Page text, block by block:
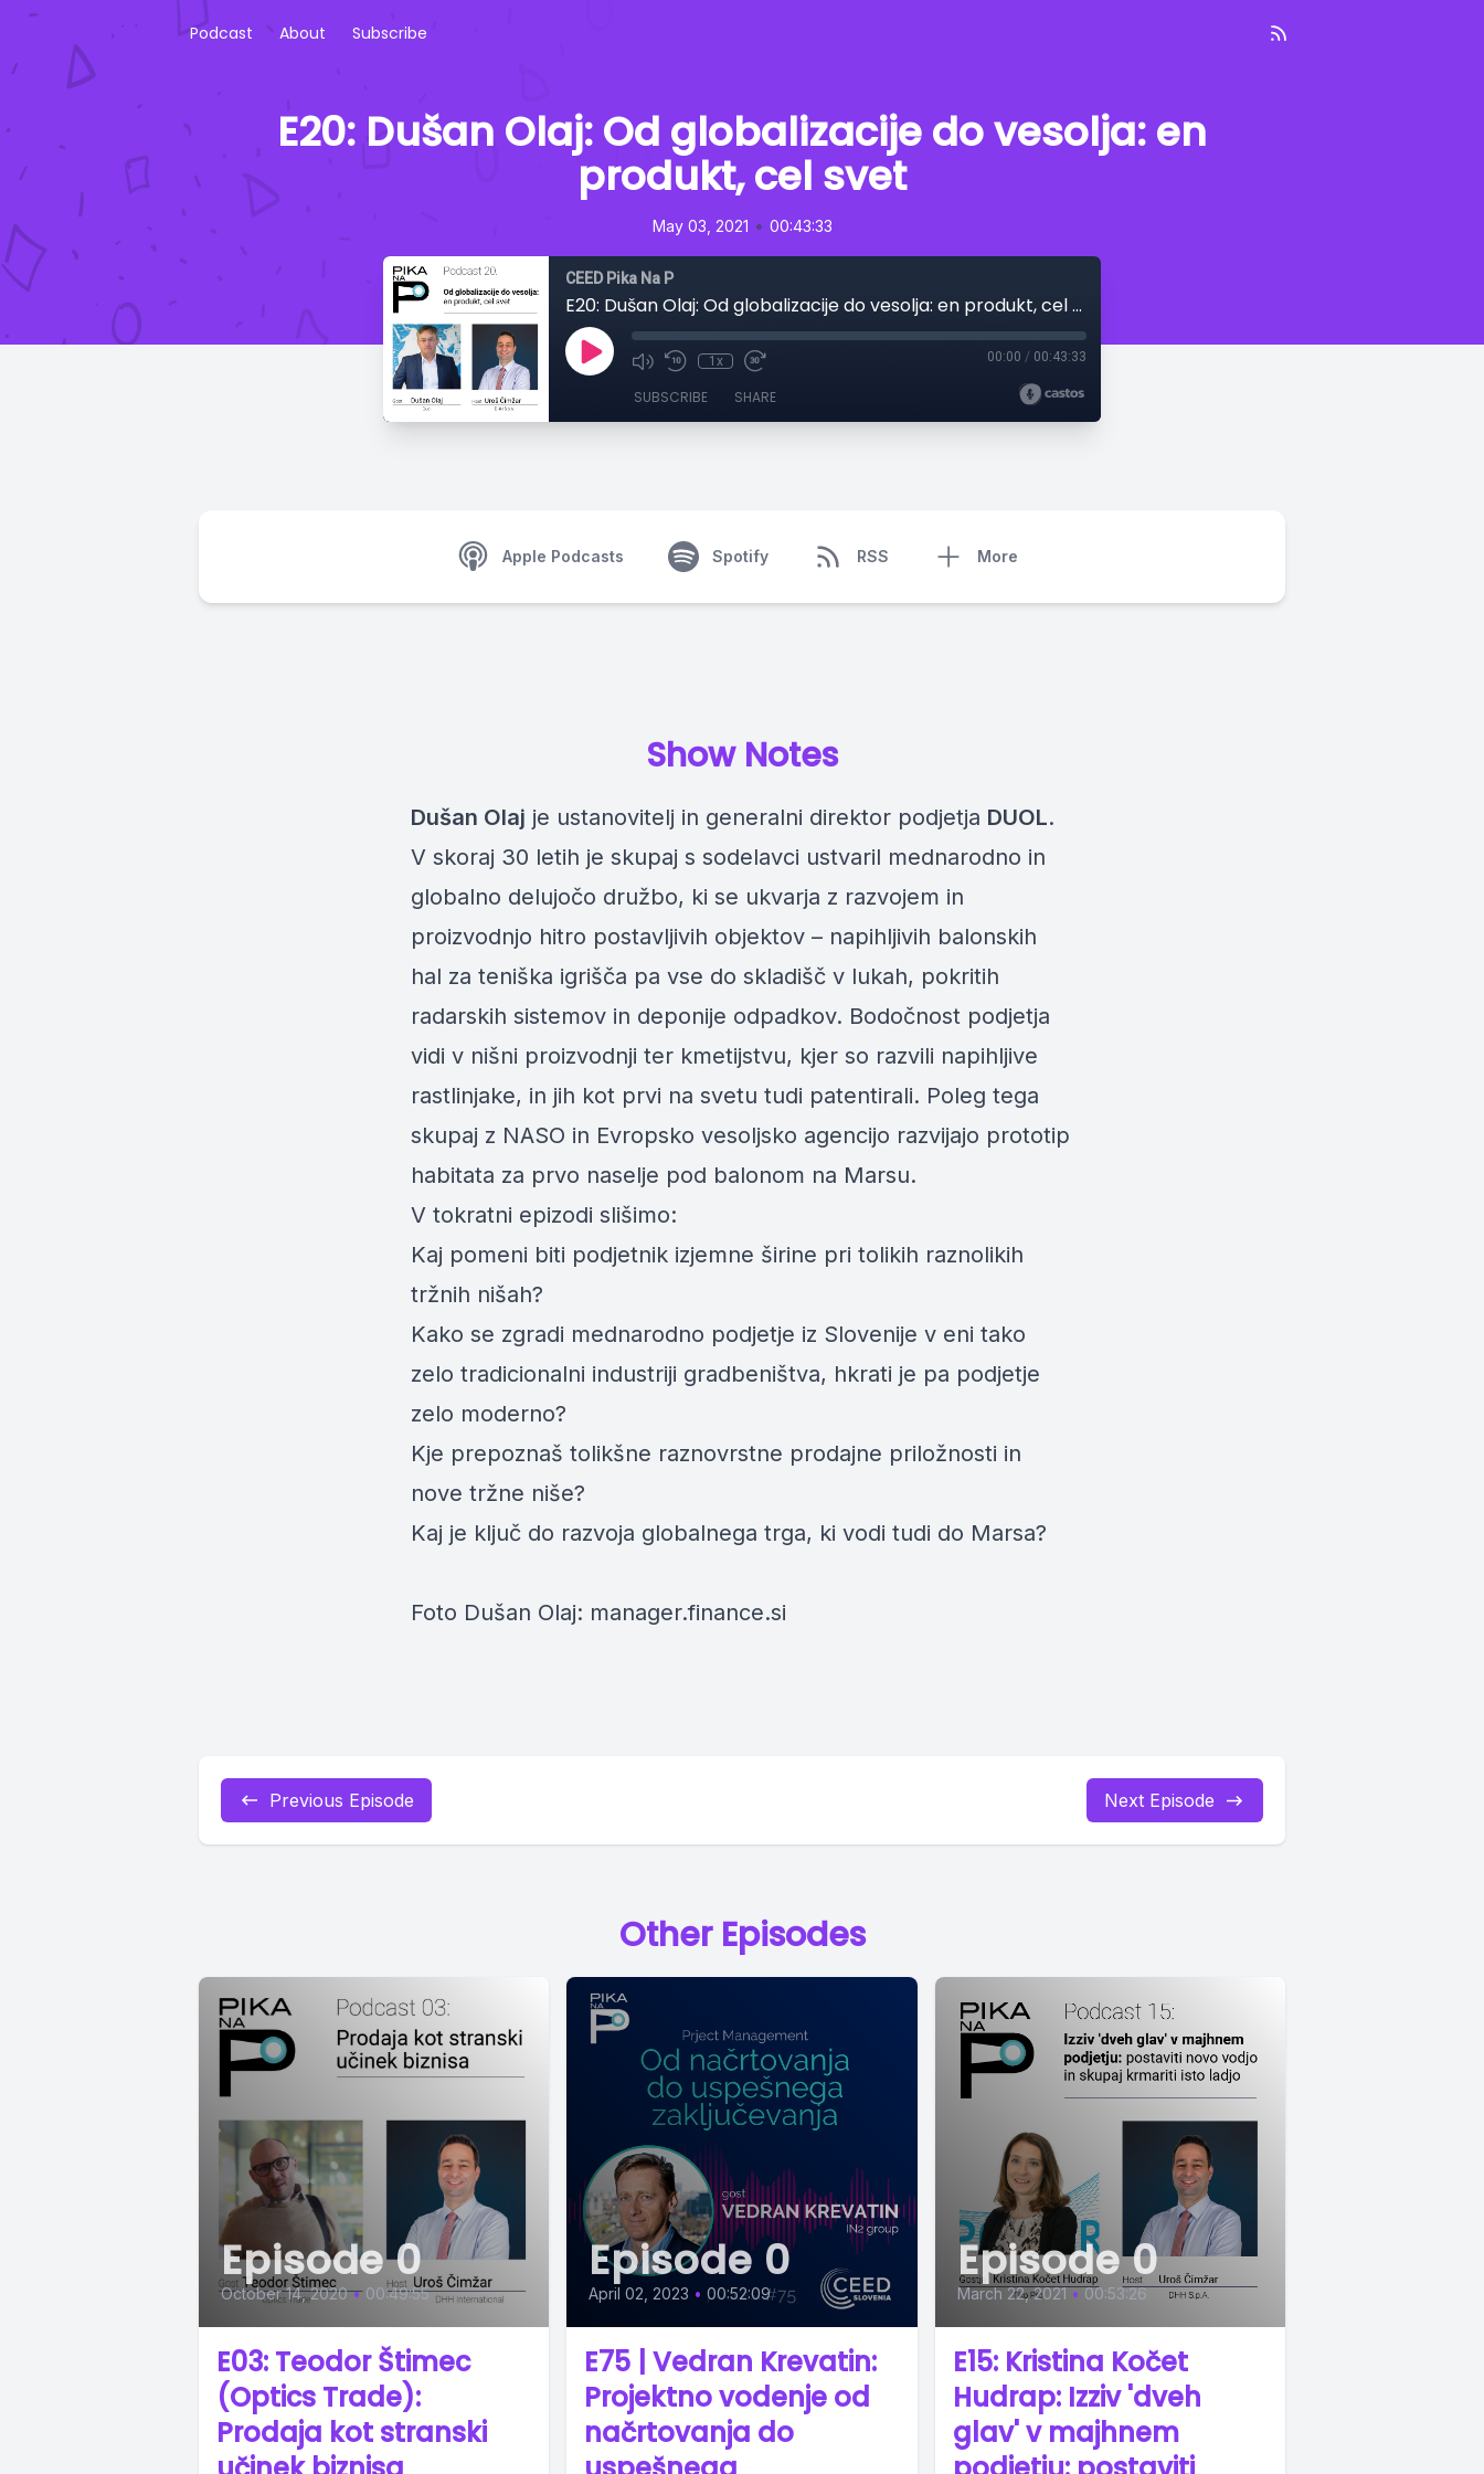
Podcast About Subscribe
E20: Dušan Olaj: Od globalizacije do vesolja: en
produkt, cel svet
May 03, 2021 • 00:43:33
CEED Pika Na P
E20: Dušan Olaj: Od globalizacije do vesolja: en produkt, cel svet
1x 00:00 / 00:43:33
SUBSCRIBE SHARE
Apple Podcasts Spotify RSS More
Show Notes
Dušan Olaj je ustanovitelj in generalni direktor podjetja DUOL.
V skoraj 30 letih je skupaj s sodelavci ustvaril mednarodno in
globalno delujočo družbo, ki se ukvarja z razvojem in
proizvodnjo hitro postavljivih objektov – napihljivih balonskih
hal za teniška igrišča pa vse do skladišč v lukah, pokritih
radarskih sistemov in deponije odpadkov. Bodočnost podjetja
vidi v nišni proizvodnji ter kmetijstvu, kjer so razvili napihljive
rastlinjake, in jih kot prvi na svetu tudi patentirali. Poleg tega
skupaj z NASO in Evropsko vesoljsko agencijo razvijajo prototip
habitata za prvo naselje pod balonom na Marsu.
V tokratni epizodi slišimo:
Kaj pomeni biti podjetnik izjemne širine pri tolikih raznolikih
tržnih nišah?
Kako se zgradi mednarodno podjetje iz Slovenije v eni tako
zelo tradicionalni industriji gradbeništva, hkrati je pa podjetje
zelo moderno?
Kje prepoznaš tolikšne raznovrstne prodajne priložnosti in
nove tržne niše?
Kaj je ključ do razvoja globalnega trga, ki vodi tudi do Marsa?
Foto Dušan Olaj: manager.finance.si
Previous Episode Next Episode
Other Episodes
Episode 0
October 14, 2020 • 00:49:55
E03: Teodor Štimec
(Optics Trade):
Prodaja kot stranski
Episode 0
April 02, 2023 • 00:52:09
E75 | Vedran Krevatin:
Projektno vodenje od
načrtovanja do
Episode 0
March 22, 2021 • 00:53:26
E15: Kristina Kočet
Hudrap: Izziv 'dveh
glav' v majhnem